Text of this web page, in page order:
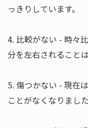
っきりしています。
4. 比較がない - 時々
分を左右されること
5. 傷つかない - 現在
ことがなくなりました